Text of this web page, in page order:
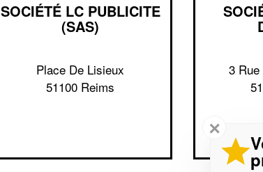
SOCIÉTÉ LC PUBLICITE
(SAS)
Place De Lisieux
51100 Reims
3
✕